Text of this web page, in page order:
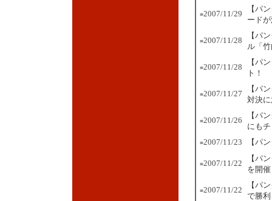
■2007/11/29
【パ
ード
■2007/11/28
【パ
ル「
■2007/11/28
【パ
ト！
■2007/11/27
【パ
対決
■2007/11/26
【パ
にも
■2007/11/23 【パ
■2007/11/22
【パ
を開催
■2007/11/22
【パ
で勝